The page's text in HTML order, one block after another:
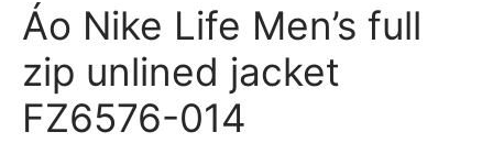
Áo Nike Life Men’s full
zip unlined jacket
FZ6576-014